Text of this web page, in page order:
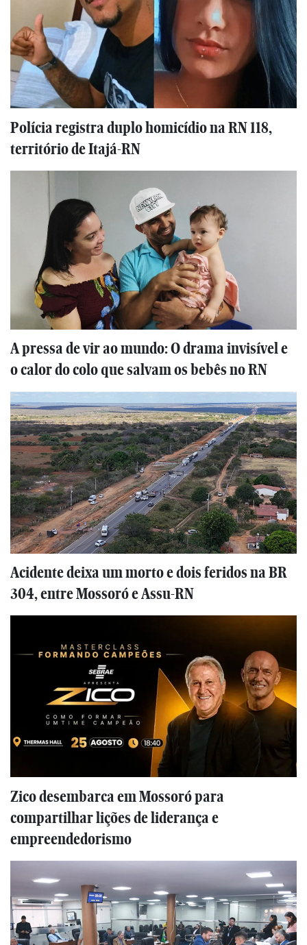
Polícia registra duplo homicídio na RN 118,
território de Itajá-RN
A pressa de vir ao mundo: O drama invisível e
o calor do colo que salvam os bebês no RN
Acidente deixa um morto e dois feridos na BR
304, entre Mossoró e Assu-RN
Zico desembarca em Mossoró para
compartilhar lições de liderança e
empreendedorismo